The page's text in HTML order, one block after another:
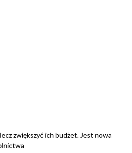
zwiększyć ich budżet. Jest nowa